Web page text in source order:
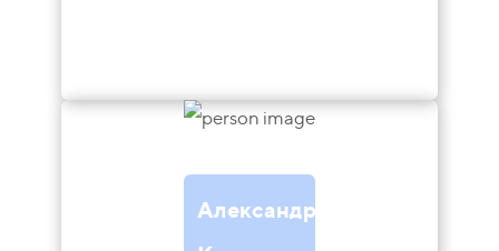
Александр